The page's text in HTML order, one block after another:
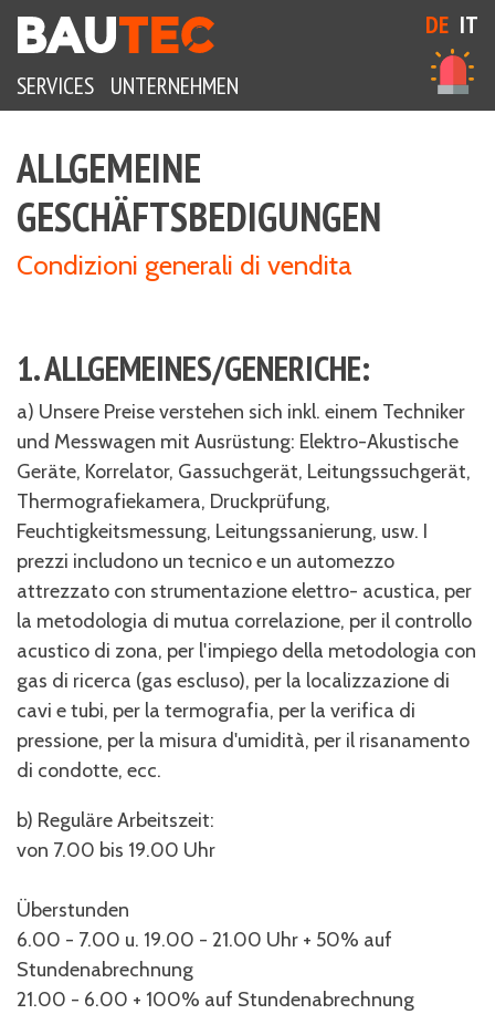
SERVICES UNTERNEHMEN
DE IT
ALLGEMEINE
GESCHÄFTSBEDIGUNGEN
Condizioni generali di vendita
1. ALLGEMEINES/GENERICHE:
a) Unsere Preise verstehen sich inkl. einem Techniker
und Messwagen mit Ausrüstung: Elektro-Akustische
Geräte, Korrelator, Gassuchgerät, Leitungssuchgerät,
Thermografiekamera, Druckprüfung,
Feuchtigkeitsmessung, Leitungssanierung, usw. I
prezzi includono un tecnico e un automezzo
attrezzato con strumentazione elettro- acustica, per
la metodologia di mutua correlazione, per il controllo
acustico di zona, per l'impiego della metodologia con
gas di ricerca (gas escluso), per la localizzazione di
cavi e tubi, per la termografia, per la verifica di
pressione, per la misura d'umidità, per il risanamento
di condotte, ecc.
b) Reguläre Arbeitszeit:
von 7.00 bis 19.00 Uhr
Überstunden
6.00 - 7.00 u. 19.00 - 21.00 Uhr + 50% auf
Stundenabrechnung
21.00 - 6.00 + 100% auf Stundenabrechnung